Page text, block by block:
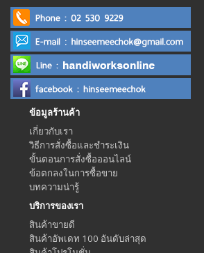
ข้อมูลร้านค้า
เกี่ยวกับเรา
วิธีการสั่งซื้อและชำระเงิน
ขั้นตอนการสั่งซื้อออนไลน์
ข้อตกลงในการซื้อขาย
บทความน่ารู้
บริการของเรา
สินค้าขายดี
สินค้าอัพเดท 100 อันดับล่าสุด